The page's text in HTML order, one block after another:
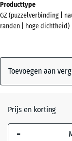
kleuren?
Kleurenpalet
Licht Rood
Gespikkeld(active)
Antraciet
voor
verzending
515
De geselecteerde,
blauw omlijnde
afmeting wordt
Producttype
GZ (puzzelverbinding |
randen | hoge dichtheid)
Toevoegen aan
Prijs en korting
-